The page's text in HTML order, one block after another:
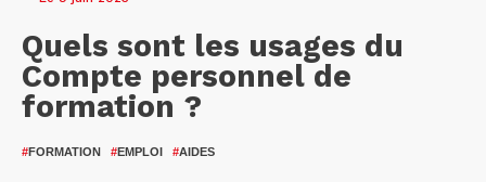
Quels sont les usages du
Compte personnel de
formation ?
#FORMATION #EMPLOI #AIDES